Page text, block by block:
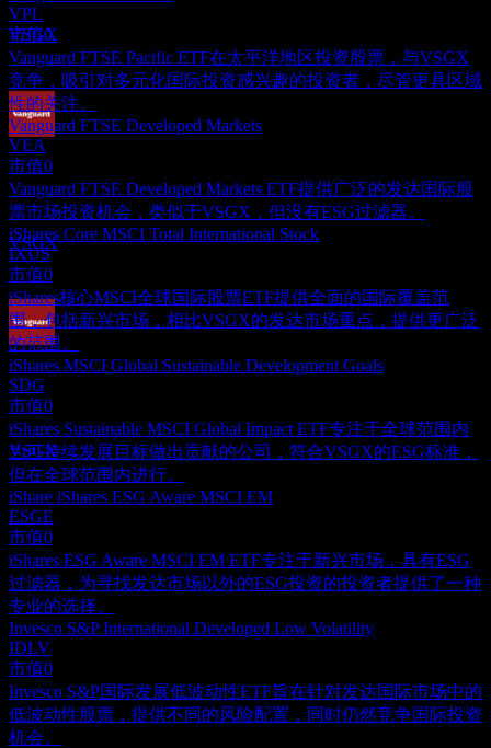
预估
VSGX
股息支付
23
SEP 27
Vanguard ESG International Stock
预估
VSGX
除息
20
DEC 27
Vanguard ESG International Stock
预估
VSGX
VPL
市值0
Vanguard FTSE Pacific ETF在太平洋地区投资股票，与VSGX
竞争，吸引对多元化国际投资感兴趣的投资者，尽管更具区域
性的关注。
Vanguard FTSE Developed Markets
VEA
市值0
Vanguard FTSE Developed Markets ETF提供广泛的发达国际股
票市场投资机会，类似于VSGX，但没有ESG过滤器。
iShares Core MSCI Total International Stock
IXUS
市值0
iShares核心MSCI全球国际股票ETF提供全面的国际覆盖范
围，包括新兴市场，相比VSGX的发达市场重点，提供更广泛
的范围。
iShares MSCI Global Sustainable Development Goals
SDG
市值0
iShares Sustainable MSCI Global Impact ETF专注于全球范围内
为可持续发展目标做出贡献的公司，符合VSGX的ESG标准，
但在全球范围内进行。
iShare iShares ESG Aware MSCI EM
ESGE
市值0
iShares ESG Aware MSCI EM ETF专注于新兴市场，具有ESG
过滤器，为寻找发达市场以外的ESG投资的投资者提供了一种
专业的选择。
Invesco S&P International Developed Low Volatility
IDLV
市值0
Invesco S&P国际发展低波动性ETF旨在针对发达国际市场中的
低波动性股票，提供不同的风险配置，同时仍然竞争国际投资
机会。